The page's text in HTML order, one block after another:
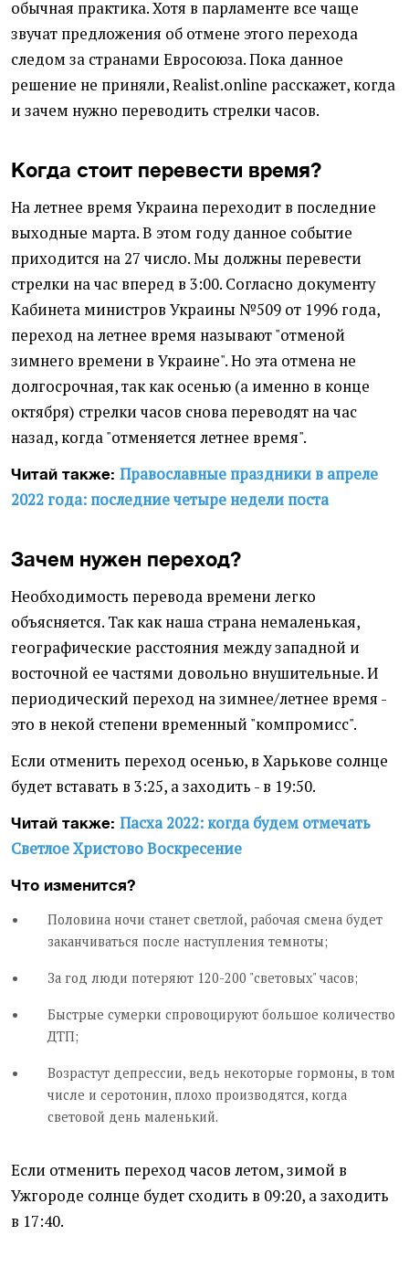
обычная практика. Хотя в парламенте все чаще
звучат предложения об отмене этого перехода
следом за странами Евросоюза. Пока данное
решение не приняли, Realist.online расскажет, когда
и зачем нужно переводить стрелки часов.
Когда стоит перевести время?
На летнее время Украина переходит в последние
выходные марта. В этом году данное событие
приходится на 27 число. Мы должны перевести
стрелки на час вперед в 3:00. Согласно документу
Кабинета министров Украины №509 от 1996 года,
переход на летнее время называют "отменой
зимнего времени в Украине". Но эта отмена не
долгосрочная, так как осенью (а именно в конце
октября) стрелки часов снова переводят на час
назад, когда "отменяется летнее время".
Читай также: Православные праздники в апреле
2022 года: последние четыре недели поста
Зачем нужен переход?
Необходимость перевода времени легко
объясняется. Так как наша страна немаленькая,
географические расстояния между западной и
восточной ее частями довольно внушительные. И
периодический переход на зимнее/летнее время -
это в некой степени временный "компромисс".
Если отменить переход осенью, в Харькове солнце
будет вставать в 3:25, а заходить - в 19:50.
Читай также: Пасха 2022: когда будем отмечать
Светлое Христово Воскресение
Что изменится?
Половина ночи станет светлой, рабочая смена будет
заканчиваться после наступления темноты;
За год люди потеряют 120-200 "световых" часов;
Быстрые сумерки спровоцируют большое количество
ДТП;
Возрастут депрессии, ведь некоторые гормоны, в том
числе и серотонин, плохо производятся, когда
световой день маленький.
Если отменить переход часов летом, зимой в
Ужгороде солнце будет сходить в 09:20, а заходить
в 17:40.